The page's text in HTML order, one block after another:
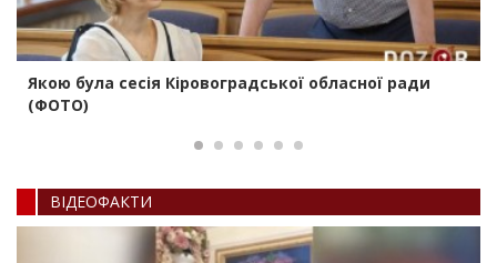
Якою була сесія Кіровоградської обласної ради
(ФОТО)
ВIДЕОФАКТИ